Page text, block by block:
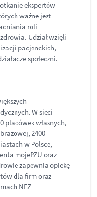
ekspertów -
ważne jest
roli
Udział wzięli
pacjenckich,
społeczni.
W sieci
placówek własnych,
2400
w Polsce,
mojePZU oraz
zapewnia opiekę
dla firm oraz
NFZ.